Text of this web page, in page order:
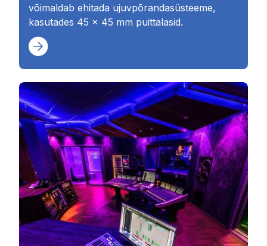
võimaldab ehitada ujuvpõrandasüsteeme,
kasutades 45 × 45 mm puittalasid.